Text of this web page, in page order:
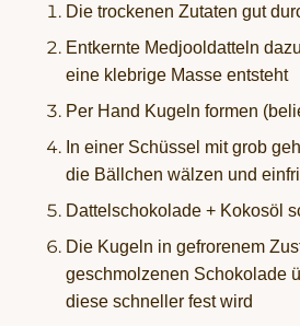
Die trockenen Zutaten gut
Entkernte Medjooldatteln
eine klebrige Masse entsteht
Per Hand Kugeln formen
In einer Schüssel mit grob
die Bällchen wälzen und
Dattelschokolade + Kokosöl
Die Kugeln in gefrorenem
geschmolzenen Schokolade
diese schneller fest wird